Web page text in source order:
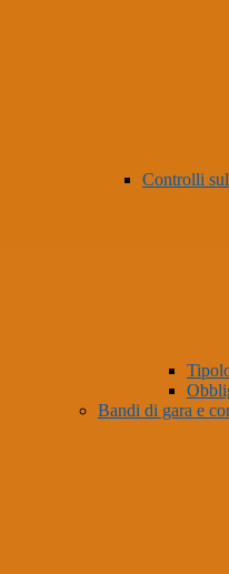
Controlli
Bandi di gara e